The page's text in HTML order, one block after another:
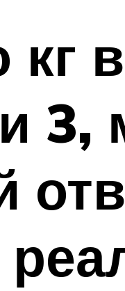
кг
3,